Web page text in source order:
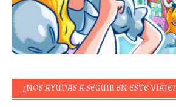
¿NOS AYUDAS A SEGUIR EN ESTE VIAJE?